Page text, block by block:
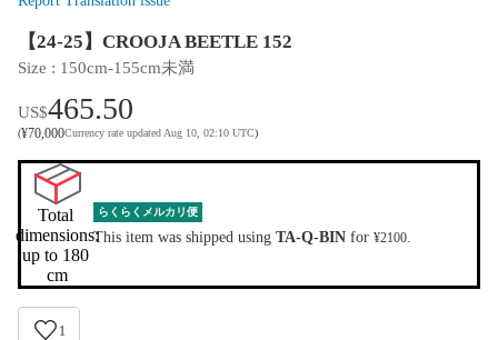
【24-25】CROOJA BEETLE 152
Size : 150cm-155cm未満
US$465.50
(¥70,000Currency rate updated Aug 10, 02:10 UTC)
Total
dimensions:
up to 180
cm
らくらくメルカリ便
This item was shipped using TA-Q-BIN for ¥2100.
1